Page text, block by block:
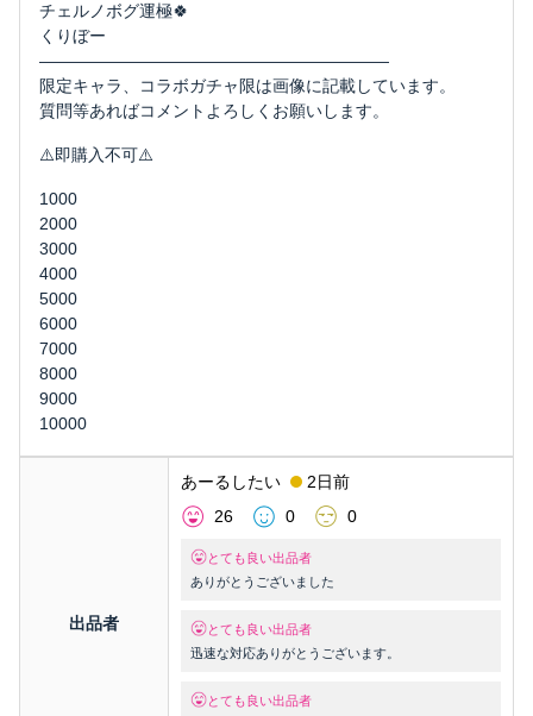
チェルノボグ運極🍀
くりぼー
―――――――――――――――――――――
限定キャラ、コラボガチャ限は画像に記載しています。
質問等あればコメントよろしくお願いします。
⚠️即購入不可⚠️
1000
2000
3000
4000
5000
6000
7000
8000
9000
10000
出品者
あーるしたい
2日前
26
0 0
とても良い出品者
ありがとうございました
とても良い出品者
迅速な対応ありがとうございます。
とても良い出品者